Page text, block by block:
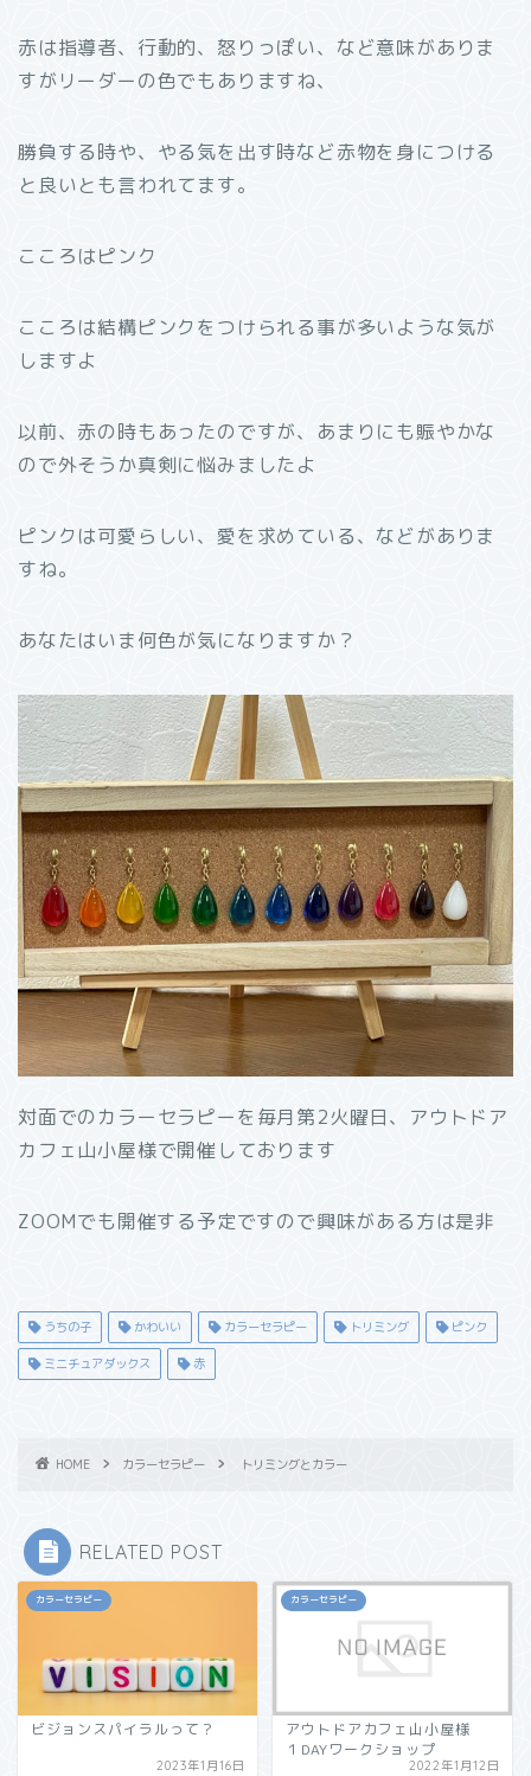
赤は指導者、行動的、怒りっぽい、など意味がありま
すがリーダーの色でもありますね、
勝負する時や、やる気を出す時など赤物を身につける
と良いとも言われてます。
こころはピンク
こころは結構ピンクをつけられる事が多いような気が
しますよ
以前、赤の時もあったのですが、あまりにも賑やかな
ので外そうか真剣に悩みましたよ
ピンクは可愛らしい、愛を求めている、などがありま
すね。
あなたはいま何色が気になりますか？
対面でのカラーセラピーを毎月第2火曜日、アウトドア
カフェ山小屋様で開催しております
ZOOMでも開催する予定ですので興味がある方は是非
うちの子 かわいい カラーセラピー トリミング ピンク
ミニチュアダックス 赤
HOME カラーセラピー トリミングとカラー
RELATED POST
カラーセラピー
ビジョンスパイラルって？
2023年1月16日
カラーセラピー
アウトドアカフェ山小屋様
１DAYワークショップ
2022年1月12日